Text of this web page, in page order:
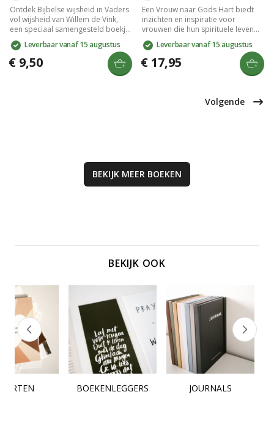
Ontdek Bijbelse wijsheid in Vaders
vol wijsheid van Willem de Vink,
een speciaal samengesteld boekje
voor vaders met 31 meditaties.
Vind inspiratie en wijsheid om
jezelf als vader te verrijken en een
positieve invloed op je kind uit te
oefenen. Een must-read voor elke
Leverbaar vanaf 15 augustus
€ 9,50
Een Vrouw naar Gods Hart biedt
inzichten en inspiratie voor
vrouwen die hun spirituele leven
willen verdiepen. Het boek verkent
de rol van vrouwelijkheid in geloof,
moedigt aan tot zelfreflectie en
benadrukt de kracht van een
hechte relatie met God. Dit boek is
iedereen die op zoek is naar
betekenis en vervulling in haar
Leverbaar vanaf 15 augustus
€ 17,95
Volgende
BEKIJK MEER BOEKEN
BEKIJK OOK
BOEKENLEGGERS JOURNALS